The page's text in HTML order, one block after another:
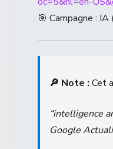
🎯 Campagne : IA
🔎 Note : Cet
“intelligence
Google